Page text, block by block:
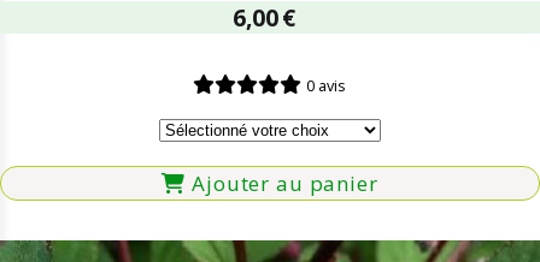
6,00€
0 avis
Ajouter au panier